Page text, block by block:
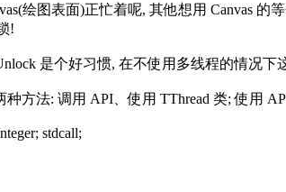
绘图表面)正忙着呢, 其他想用 Canvas 的
!
是个好习惯, 在不使用多线程的情况
方法: 调用 API、使用 TThread 类; 使用
stdcall;